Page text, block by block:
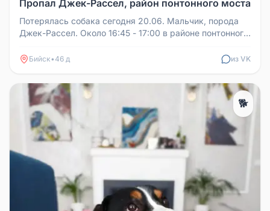
Пропал Джек-Рассел, район понтонного моста
Потерялась собака сегодня 20.06. Мальчик, порода
Джек-Рассел. Около 16:45 - 17:00 в районе понтонного
Бийск•46 д из VK
🐕